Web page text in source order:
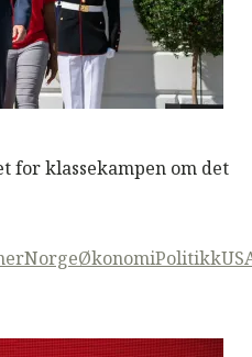
for klassekampen om det
NorgeØkonomiPolitikk